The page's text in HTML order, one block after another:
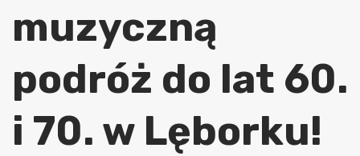
muzyczną
podróż do lat 60.
i 70. w Lęborku!